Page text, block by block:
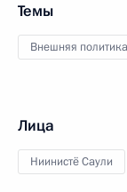
Темы
Внешняя политика
Лица
Ниинистё Саули